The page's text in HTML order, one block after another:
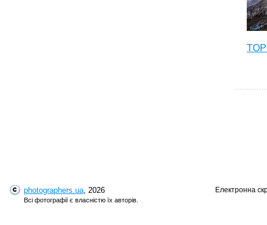
photographers.ua, 2026
Всі фотографії є власністю їх авторів.
Електронна